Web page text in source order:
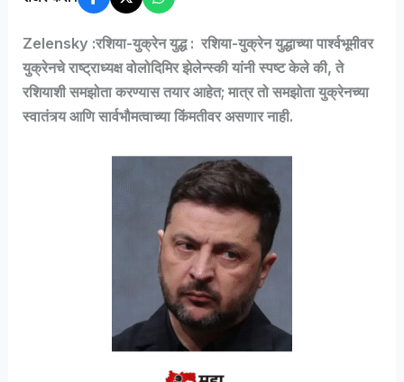
Zelensky :रशिया-युक्रेन युद्ध : रशिया-युक्रेन युद्धाच्या पार्श्वभूमीवर
युक्रेनचे राष्ट्राध्यक्षवोलोदिमिर झेलेन्स्कीयांनी स्पष्ट केले की, ते
रशियाशी समझोता करण्यास तयार आहेत; मात्र तो समझोता युक्रेनच्या
स्वातंत्र्य आणि सार्वभौमत्वाच्या किंमतीवर असणार नाही.